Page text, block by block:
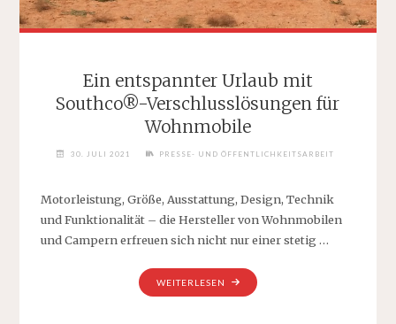
Ein entspannter Urlaub mit
Southco®-Verschlusslösungen für
Wohnmobile
30. JULI 2021 PRESSE- UND ÖFFENTLICHKEITSARBEIT
Motorleistung, Größe, Ausstattung, Design, Technik
und Funktionalität – die Hersteller von Wohnmobilen
und Campern erfreuen sich nicht nur einer stetig …
WEITERLESEN
"EIN
ENTSPANNTER